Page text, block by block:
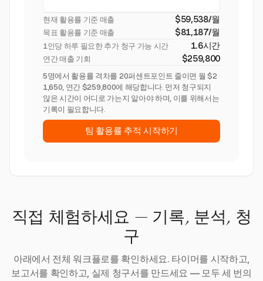
현재 활용률 기준 매출 $59,538/월
목표 활용률 기준 매출 $81,187/월
1인당 하루 필요한 추가 청구 가능 시간 1.6시간
연간 매출 기회 $259,800
5명에서 활용률 격차를 20퍼센트포인트 줄이면 월 $2
1,650, 연간 $259,800에 해당합니다. 먼저 청구되지
않은 시간이 어디로 가는지 알아야 하며, 이를 위해서는
기록이 필요합니다.
팀 활용률 추적 시작하기
직접 체험하세요 — 기록, 분석, 청
구
아래에서 전체 워크플로를 확인하세요. 타이머를 시작하고,
보고서를 확인하고, 실제 청구서를 만드세요 — 모두 세 번의